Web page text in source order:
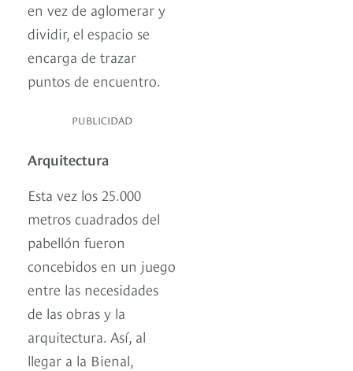
en vez de aglomerar y
dividir, el espacio se
encarga de trazar
puntos de encuentro.
PUBLICIDAD
Arquitectura
Esta vez los 25.000
metros cuadrados del
pabellón fueron
concebidos en un juego
entre las necesidades
de las obras y la
arquitectura. Así, al
llegar a la Bienal,